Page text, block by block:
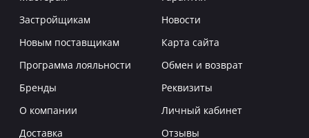
Застройщикам
Новым поставщикам
Программа лояльности
Бренды
О компании
Доставка
Новости
Карта сайта
Обмен и возврат
Реквизиты
Личный кабинет
Отзывы